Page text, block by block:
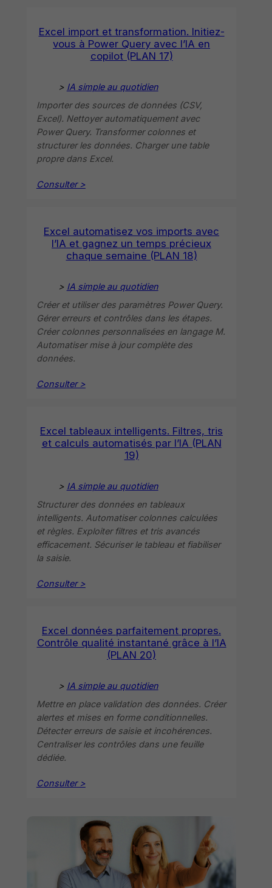
Excel import et transformation. Initiez-
vous à Power Query avec l’IA en
copilot (PLAN 17)
> IA simple au quotidien
Importer des sources de données (CSV,
Excel). Nettoyer automatiquement avec
Power Query. Transformer colonnes et
structurer les données. Charger une table
propre dans Excel.
Consulter >
Excel automatisez vos imports avec
l’IA et gagnez un temps précieux
chaque semaine (PLAN 18)
> IA simple au quotidien
Créer et utiliser des paramètres Power Query.
Gérer erreurs et contrôles dans les étapes.
Créer colonnes personnalisées en langage M.
Automatiser mise à jour complète des
données.
Consulter >
Excel tableaux intelligents. Filtres, tris
et calculs automatisés par l’IA (PLAN
19)
> IA simple au quotidien
Structurer des données en tableaux
intelligents. Automatiser colonnes calculées
et règles. Exploiter filtres et tris avancés
efficacement. Sécuriser le tableau et fiabiliser
la saisie.
Consulter >
Excel données parfaitement propres.
Contrôle qualité instantané grâce à l’IA
(PLAN 20)
> IA simple au quotidien
Mettre en place validation des données. Créer
alertes et mises en forme conditionnelles.
Détecter erreurs de saisie et incohérences.
Centraliser les contrôles dans une feuille
dédiée.
Consulter >